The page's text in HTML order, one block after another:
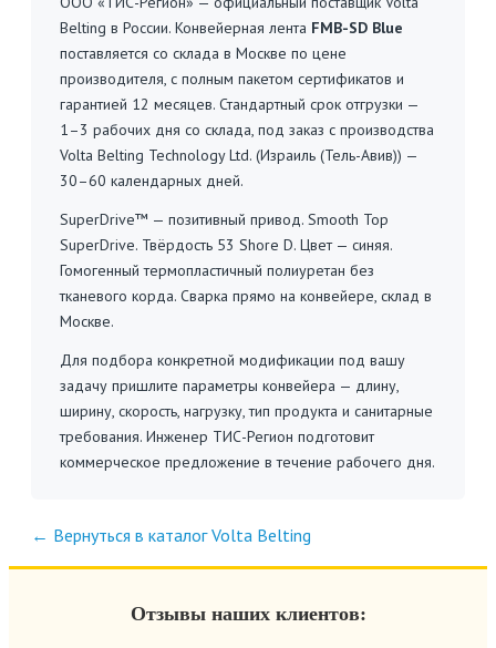
Belting в России. Конвейерная лента FMB-SD Blue
поставляется со склада в Москве по цене
производителя, с полным пакетом сертификатов и
гарантией 12 месяцев. Стандартный срок отгрузки —
1–3 рабочих дня со склада, под заказ с производства
Volta Belting Technology Ltd. (Израиль (Тель-Авив)) —
30–60 календарных дней.
SuperDrive™ — позитивный привод. Smooth Top
SuperDrive. Твёрдость 53 Shore D. Цвет — синяя.
Гомогенный термопластичный полиуретан без
тканевого корда. Сварка прямо на конвейере, склад в
Москве.
Для подбора конкретной модификации под вашу
задачу пришлите параметры конвейера — длину,
ширину, скорость, нагрузку, тип продукта и санитарные
требования. Инженер ТИС-Регион подготовит
коммерческое предложение в течение рабочего дня.
← Вернуться в каталог Volta Belting
Отзывы наших клиентов: